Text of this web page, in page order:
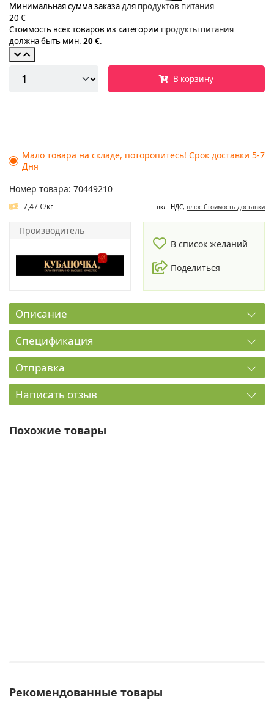
Минимальная сумма заказа для продуктов питания
20 €
Стоимость всех товаров из категории продукты питания
должна быть мин. 20 €.
В корзину
Мало товара на складе, поторопитесь! Срок доставки 5-7
Дня
Номер товара: 70449210
7,47 €/кг вкл. НДС, плюс Cтоимость доставки
Производитель
В список желаний
Поделиться
Описание
Спецификация
Отправка
Написать отзыв
Похожие товары
Рекомендованные товары